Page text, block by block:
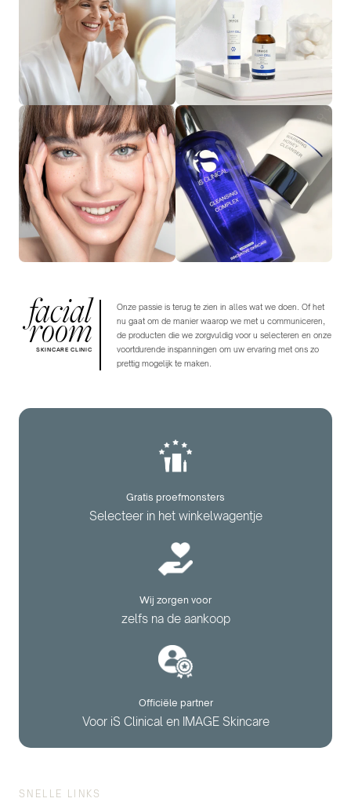
facial
room
SKINCARE CLINIC
Onze passie is terug te zien in alles wat we doen. Of het
nu gaat om de manier waarop we met u communiceren,
de producten die we zorgvuldig voor u selecteren en onze
voortdurende inspanningen om uw ervaring met ons zo
prettig mogelijk te maken.
Gratis proefmonsters
Selecteer in het winkelwagentje
Wij zorgen voor
zelfs na de aankoop
Officiële partner
Voor iS Clinical en IMAGE Skincare
SNELLE LINKS